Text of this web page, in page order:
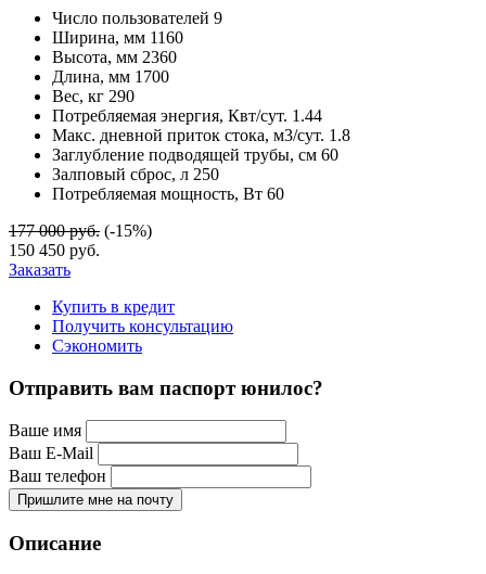
Число пользователей 9
Ширина, мм 1160
Высота, мм 2360
Длина, мм 1700
Вес, кг 290
Потребляемая энергия, Квт/сут. 1.44
Макс. дневной приток стока, м3/сут. 1.8
Заглубление подводящей трубы, см 60
Залповый сброс, л 250
Потребляемая мощность, Вт 60
177 000 руб. (-15%)
150 450 руб.
Заказать
Купить в кредит
Получить консультацию
Сэкономить
Отправить вам паспорт юнилос?
Ваше имя
Ваш E-Mail
Ваш телефон
Пришлите мне на почту
Описание